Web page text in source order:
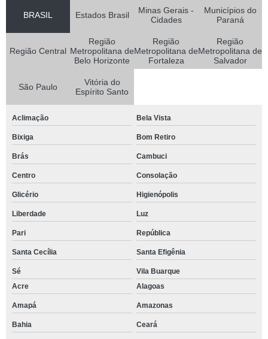
BRASIL Estados Brasil
Minas Gerais -
Cidades
Municípios do
Paraná
Região Central
Região
Metropolitana de
Belo Horizonte
Região
Metropolitana de
Fortaleza
Região
Metropolitana de
Salvador
São Paulo
Vitória do
Espírito Santo
Aclimação Bela Vista
Bixiga Bom Retiro
Brás Cambuci
Centro Consolação
Glicério Higienópolis
Liberdade Luz
Pari República
Santa Cecília Santa Efigênia
Sé
Vila Buarque
Acre
Alagoas
Amapá Amazonas
Bahia Ceará